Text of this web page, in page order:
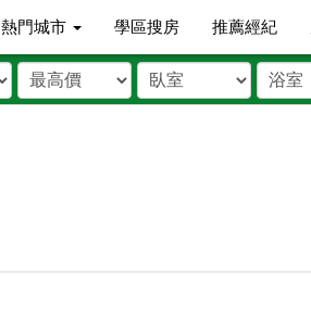
熱門城市 學區搜房 推薦經紀